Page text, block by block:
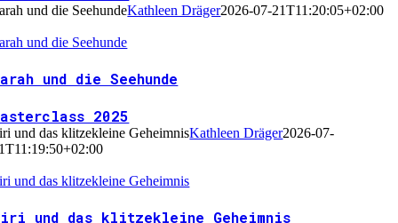
und die SeehundeKathleen Dräger2026-07-21T11:20:05+02:00
und die Seehunde
und die Seehunde
2025
und das klitzekleine GeheimnisKathleen Dräger2026-07-
und das klitzekleine Geheimnis
und das klitzekleine Geheimnis